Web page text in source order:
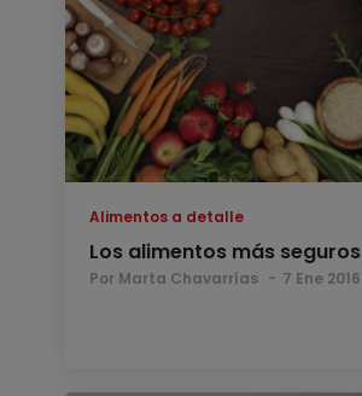
Alimentos a detalle
Los alimentos más seguros
Por Marta Chavarrías 7 Ene 2016